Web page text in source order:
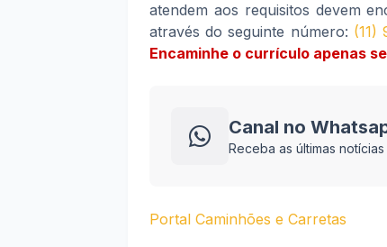
atendem aos requisitos devem
através do seguinte número: (11)
Encaminhe o currículo apenas
Canal no
Receba as últimas
Portal Caminhões e Carretas